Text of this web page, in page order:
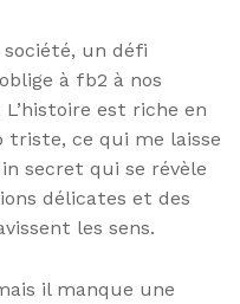
un défi
à fb2 à nos
est riche en
ce qui me laisse
secret qui se révèle
délicates et des
les sens.
il manque une